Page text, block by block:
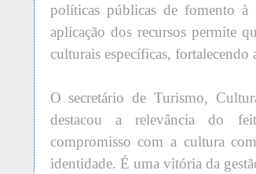
políticas públicas de fomento à
aplicação dos recursos permite
culturais específicas, fortalecendo
O secretário de Turismo,
destacou a relevância do
compromisso com a cultura
identidade. É uma vitória da